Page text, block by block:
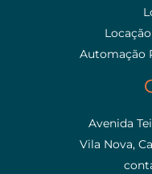
Automação
Avenida
Vila Nova,